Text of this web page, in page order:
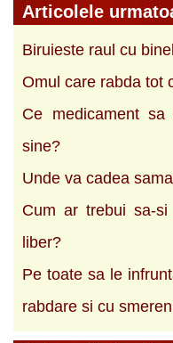
Articolele
Biruieste raul cu
Omul care rabda tot
Ce medicament
sine?
Unde va cadea
Cum ar trebui sa-
liber?
Pe toate sa le
rabdare si cu